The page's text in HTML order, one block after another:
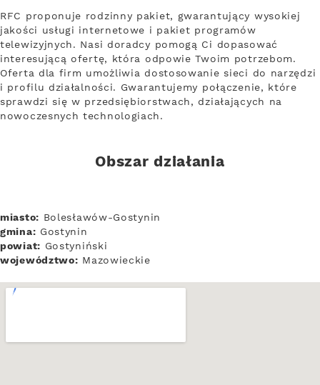
RFC proponuje rodzinny pakiet, gwarantujący wysokiej
jakości usługi internetowe i pakiet programów
telewizyjnych. Nasi doradcy pomogą Ci dopasować
interesującą ofertę, która odpowie Twoim potrzebom.
Oferta dla firm umożliwia dostosowanie sieci do narzędzi
i profilu działalności. Gwarantujemy połączenie, które
sprawdzi się w przedsiębiorstwach, działających na
nowoczesnych technologiach.
Obszar działania
miasto: Bolesławów-Gostynin
gmina: Gostynin
powiat: Gostyniński
województwo: Mazowieckie